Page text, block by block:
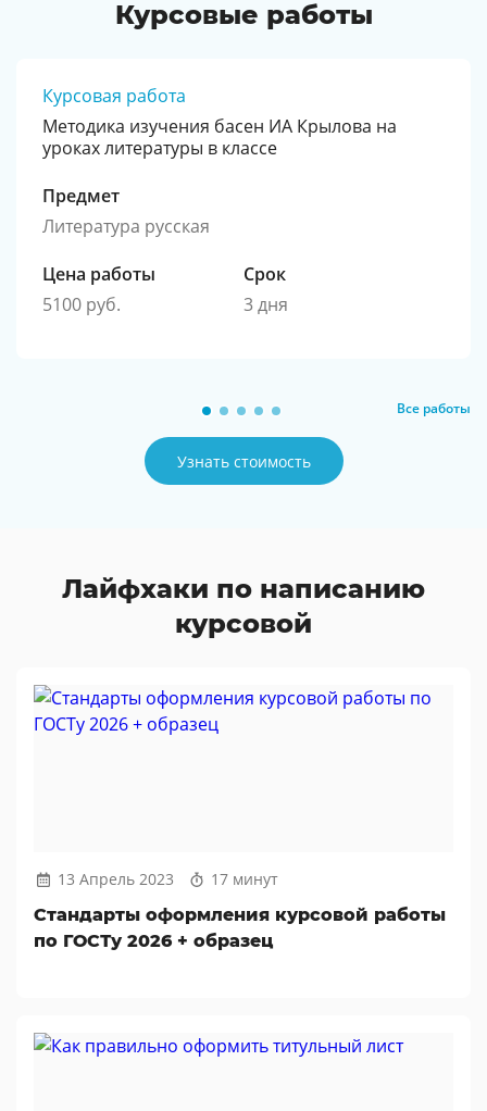
Курсовые работы
Курсовая работа
Методика изучения басен ИА Крылова на
уроках литературы в классе
Предмет
Литература русская
Цена работы
5100 руб.
Срок
3 дня
Все работы
Узнать стоимость
Лайфхаки по написанию
курсовой
13 Апрель 2023
17 минут
Стандарты оформления курсовой работы
по ГОСТу 2026 + образец